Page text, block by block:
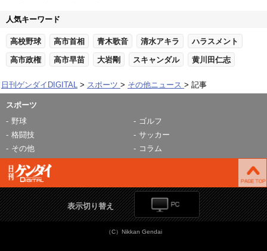
人気キーワード
高校野球 高市首相 青木歌音 清水アキラ ハラスメント
高市政権 高市早苗 大岩剛 スキャンダル 黄川田仁志
日刊ゲンダイDIGITAL スポーツ その他ニュース 記事
スポーツ
野球
ゴルフ
格闘技
サッカー
その他
コラム
表示切り替え
（C）Nikkan Gendai